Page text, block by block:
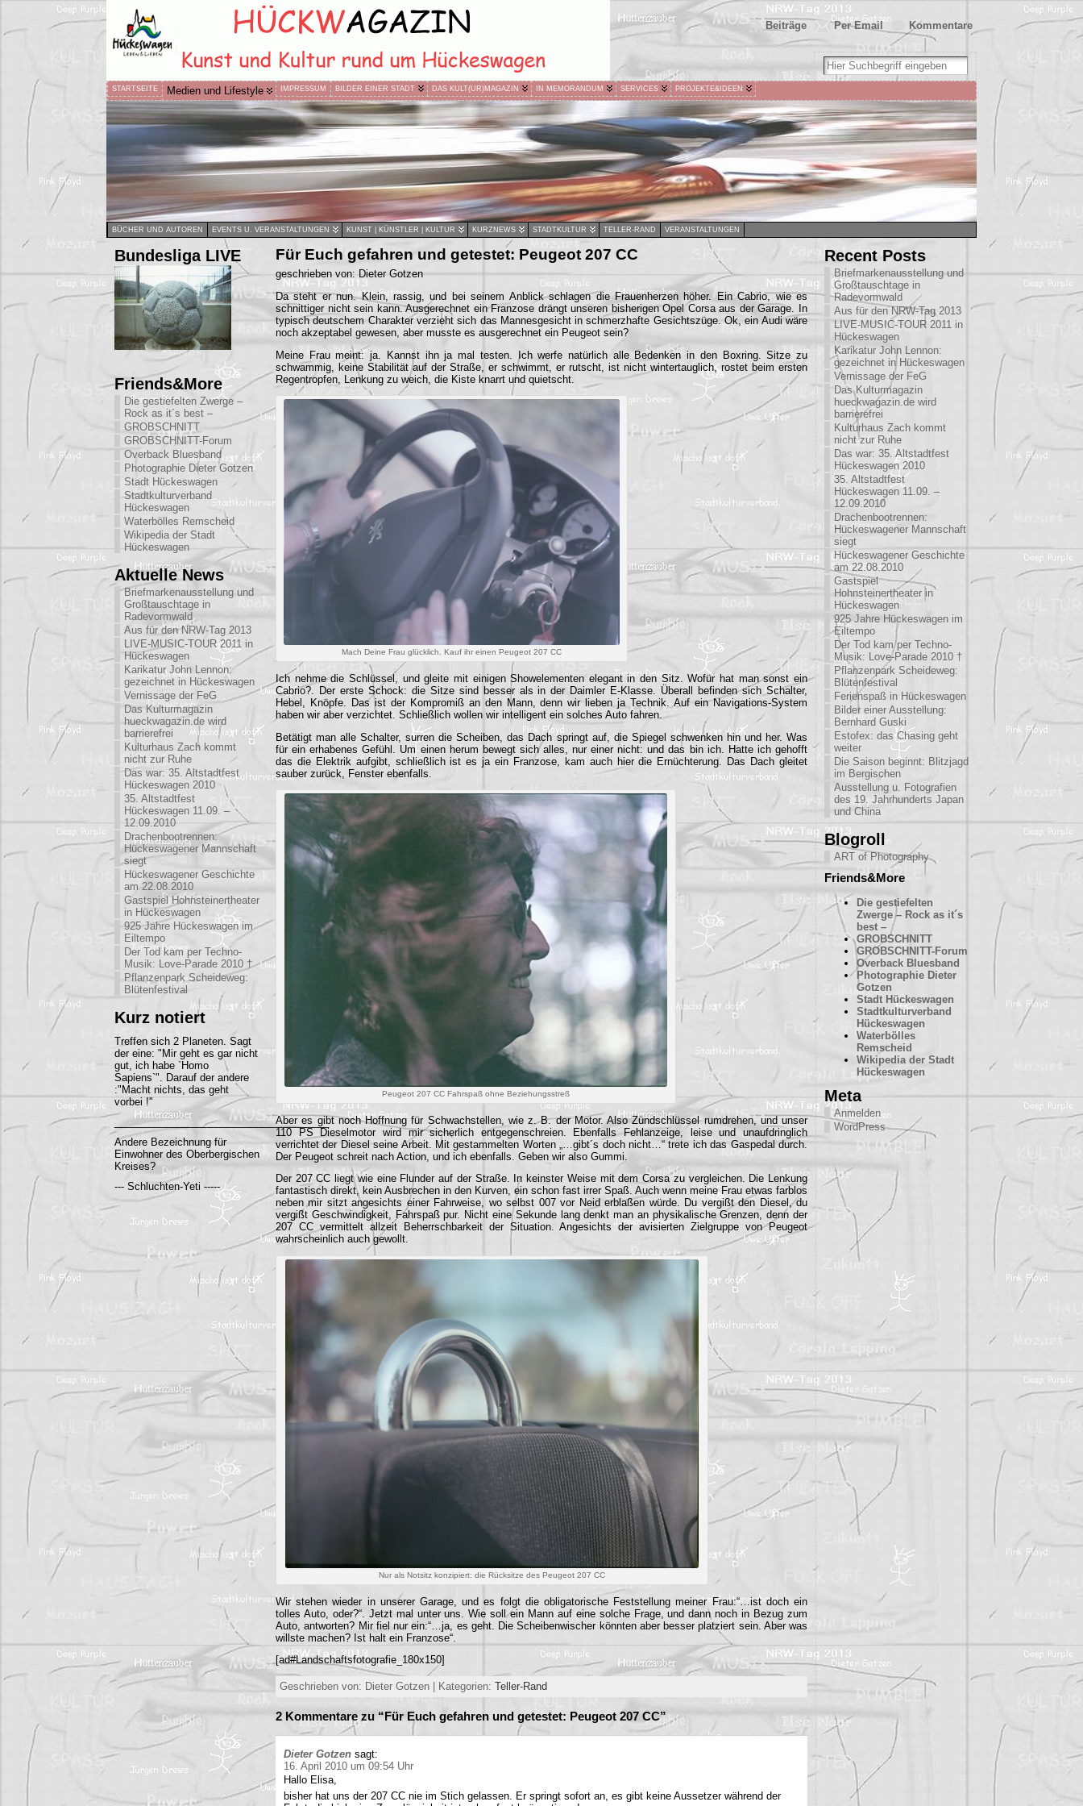
Kommentare
Per Email
Beiträge
STARTSEITE Medien und Lifestyle IMPRESSUM BILDER EINER STADT DAS KULT(UR)MAGAZIN IN MEMORANDUM SERVICES PROJEKTE&IDEEN
BÜCHER UND AUTOREN EVENTS U. VERANSTALTUNGEN KUNST | KÜNSTLER | KULTUR KURZNEWS STADTKULTUR TELLER-RAND VERANSTALTUNGEN
Bundesliga LIVE
Friends&More
Die gestiefelten Zwerge –
Rock as it´s best –
GROBSCHNITT
GROBSCHNITT-Forum
Overback Bluesband
Photographie Dieter Gotzen
Stadt Hückeswagen
Stadtkulturverband
Hückeswagen
Waterbölles Remscheid
Wikipedia der Stadt
Hückeswagen
Aktuelle News
Briefmarkenausstellung und
Großtauschtage in
Radevormwald
Aus für den NRW-Tag 2013
LIVE-MUSIC-TOUR 2011 in
Hückeswagen
Karikatur John Lennon:
gezeichnet in Hückeswagen
Vernissage der FeG
Das Kulturmagazin
hueckwagazin.de wird
barrierefrei
Kulturhaus Zach kommt
nicht zur Ruhe
Das war: 35. Altstadtfest
Hückeswagen 2010
35. Altstadtfest
Hückeswagen 11.09. –
12.09.2010
Drachenbootrennen:
Hückeswagener Mannschaft
siegt
Hückeswagener Geschichte
am 22.08.2010
Gastspiel Hohnsteinertheater
in Hückeswagen
925 Jahre Hückeswagen im
Eiltempo
Der Tod kam per Techno-
Musik: Love-Parade 2010 †
Pflanzenpark Scheideweg:
Blütenfestival
Kurz notiert
Treffen sich 2 Planeten. Sagt
der eine: "Mir geht es gar nicht
gut, ich habe `Homo
Sapiens`". Darauf der andere
:"Macht nichts, das geht
vorbei !"
______________________________________
Andere Bezeichnung für
Einwohner des Oberbergischen
Kreises?
--- Schluchten-Yeti -----
Für Euch gefahren und getestet: Peugeot 207 CC
geschrieben von: Dieter Gotzen
Da steht er nun. Klein, rassig, und bei seinem Anblick schlagen die Frauenherzen höher. Ein Cabrio, wie es
schnittiger nicht sein kann. Ausgerechnet ein Franzose drängt unseren bisherigen Opel Corsa aus der Garage. In
typisch deutschem Charakter verzieht sich das Mannesgesicht in schmerzhafte Gesichtszüge. Ok, ein Audi wäre
noch akzeptabel gewesen, aber musste es ausgerechnet ein Peugeot sein?
Meine Frau meint: ja. Kannst ihn ja mal testen. Ich werfe natürlich alle Bedenken in den Boxring. Sitze zu
schwammig, keine Stabilität auf der Straße, er schwimmt, er rutscht, ist nicht wintertauglich, rostet beim ersten
Regentropfen, Lenkung zu weich, die Kiste knarrt und quietscht.
Mach Deine Frau glücklich. Kauf ihr einen Peugeot 207 CC
Ich nehme die Schlüssel, und gleite mit einigen Showelementen elegant in den Sitz. Wofür hat man sonst ein
Cabrio?. Der erste Schock: die Sitze sind besser als in der Daimler E-Klasse. Überall befinden sich Schalter,
Hebel, Knöpfe. Das ist der Kompromiß an den Mann, denn wir lieben ja Technik. Auf ein Navigations-System
haben wir aber verzichtet. Schließlich wollen wir intelligent ein solches Auto fahren.
Betätigt man alle Schalter, surren die Scheiben, das Dach springt auf, die Spiegel schwenken hin und her. Was
für ein erhabenes Gefühl. Um einen herum bewegt sich alles, nur einer nicht: und das bin ich. Hatte ich gehofft
das die Elektrik aufgibt, schließlich ist es ja ein Franzose, kam auch hier die Ernüchterung. Das Dach gleitet
sauber zurück, Fenster ebenfalls.
Peugeot 207 CC Fahrspaß ohne Beziehungsstreß
Aber es gibt noch Hoffnung für Schwachstellen, wie z. B. der Motor. Also Zündschlüssel rumdrehen, und unser
110 PS Dieselmotor wird mir sicherlich entgegenschreien. Ebenfalls Fehlanzeige, leise und unaufdringlich
verrichtet der Diesel seine Arbeit. Mit gestammelten Worten „…gibt´s doch nicht…“ trete ich das Gaspedal durch.
Der Peugeot schreit nach Action, und ich ebenfalls. Geben wir also Gummi.
Der 207 CC liegt wie eine Flunder auf der Straße. In keinster Weise mit dem Corsa zu vergleichen. Die Lenkung
fantastisch direkt, kein Ausbrechen in den Kurven, ein schon fast irrer Spaß. Auch wenn meine Frau etwas farblos
neben mir sitzt angesichts einer Fahrweise, wo selbst 007 vor Neid erblaßen würde. Du vergißt den Diesel, du
vergißt Geschwindigkeit, Fahrspaß pur. Nicht eine Sekunde lang denkt man an physikalische Grenzen, denn der
207 CC vermittelt allzeit Beherrschbarkeit der Situation. Angesichts der avisierten Zielgruppe von Peugeot
wahrscheinlich auch gewollt.
Nur als Notsitz konzipiert: die Rücksitze des Peugeot 207 CC
Wir stehen wieder in unserer Garage, und es folgt die obligatorische Feststellung meiner Frau:“…ist doch ein
tolles Auto, oder?“. Jetzt mal unter uns. Wie soll ein Mann auf eine solche Frage, und dann noch in Bezug zum
Auto, antworten? Mir fiel nur ein:“…ja, es geht. Die Scheibenwischer könnten aber besser platziert sein. Aber was
willste machen? Ist halt ein Franzose“.
[ad#Landschaftsfotografie_180x150]
Geschrieben von: Dieter Gotzen | Kategorien: Teller-Rand
2 Kommentare zu “Für Euch gefahren und getestet: Peugeot 207 CC”
Dieter Gotzen sagt:
16. April 2010 um 09:54 Uhr
Hallo Elisa,
bisher hat uns der 207 CC nie im Stich gelassen. Er springt sofort an, es gibt keine Aussetzer während der
Recent Posts
Briefmarkenausstellung und
Großtauschtage in
Radevormwald
Aus für den NRW-Tag 2013
LIVE-MUSIC-TOUR 2011 in
Hückeswagen
Karikatur John Lennon:
gezeichnet in Hückeswagen
Vernissage der FeG
Das Kulturmagazin
hueckwagazin.de wird
barrierefrei
Kulturhaus Zach kommt
nicht zur Ruhe
Das war: 35. Altstadtfest
Hückeswagen 2010
35. Altstadtfest
Hückeswagen 11.09. –
12.09.2010
Drachenbootrennen:
Hückeswagener Mannschaft
siegt
Hückeswagener Geschichte
am 22.08.2010
Gastspiel
Hohnsteinertheater in
Hückeswagen
925 Jahre Hückeswagen im
Eiltempo
Der Tod kam per Techno-
Musik: Love-Parade 2010 †
Pflanzenpark Scheideweg:
Blütenfestival
Ferienspaß in Hückeswagen
Bilder einer Ausstellung:
Bernhard Guski
Estofex: das Chasing geht
weiter
Die Saison beginnt: Blitzjagd
im Bergischen
Ausstellung u. Fotografien
des 19. Jahrhunderts Japan
und China
Blogroll
ART of Photography
Friends&More
Die gestiefelten
Zwerge – Rock as it´s
best –
GROBSCHNITT
GROBSCHNITT-Forum
Overback Bluesband
Photographie Dieter
Gotzen
Stadt Hückeswagen
Stadtkulturverband
Hückeswagen
Waterbölles
Remscheid
Wikipedia der Stadt
Hückeswagen
Meta
Anmelden
WordPress